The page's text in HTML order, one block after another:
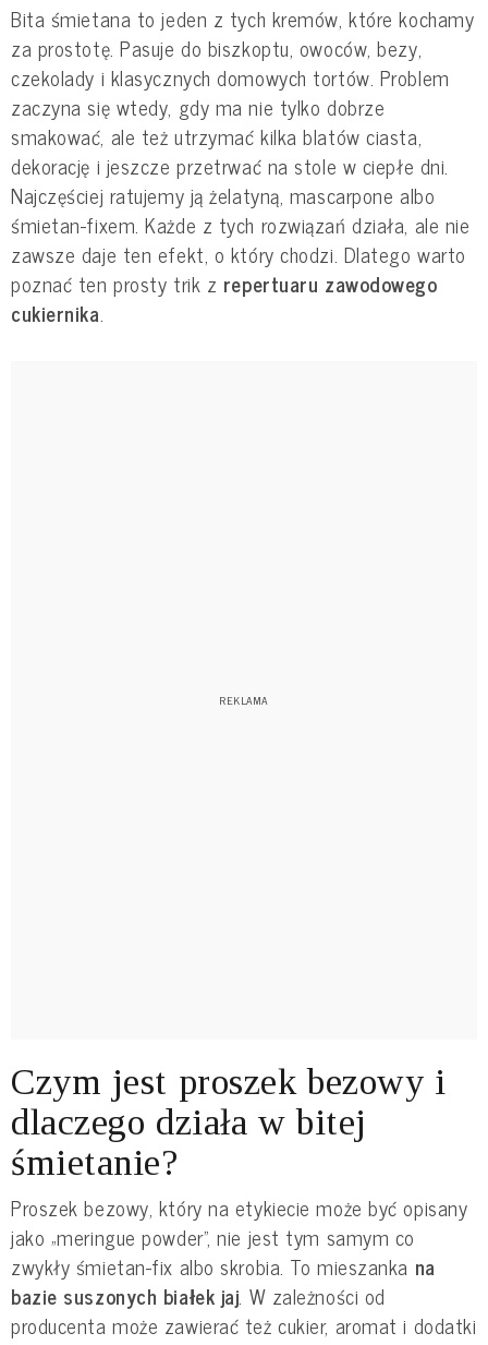
Bita śmietana to jeden z tych kremów, które kochamy
za prostotę. Pasuje do biszkoptu, owoców, bezy,
czekolady i klasycznych domowych tortów. Problem
zaczyna się wtedy, gdy ma nie tylko dobrze
smakować, ale też utrzymać kilka blatów ciasta,
dekorację i jeszcze przetrwać na stole w ciepłe dni.
Najczęściej ratujemy ją żelatyną, mascarpone albo
śmietan-fixem. Każde z tych rozwiązań działa, ale nie
zawsze daje ten efekt, o który chodzi. Dlatego warto
poznać ten prosty trik z repertuaru zawodowego
cukiernika.
Czym jest proszek bezowy i
dlaczego działa w bitej
śmietanie?
Proszek bezowy, który na etykiecie może być opisany
jako „meringue powder”, nie jest tym samym co
zwykły śmietan-fix albo skrobia. To mieszanka na
bazie suszonych białek jaj. W zależności od
producenta może zawierać też cukier, aromat i dodatki